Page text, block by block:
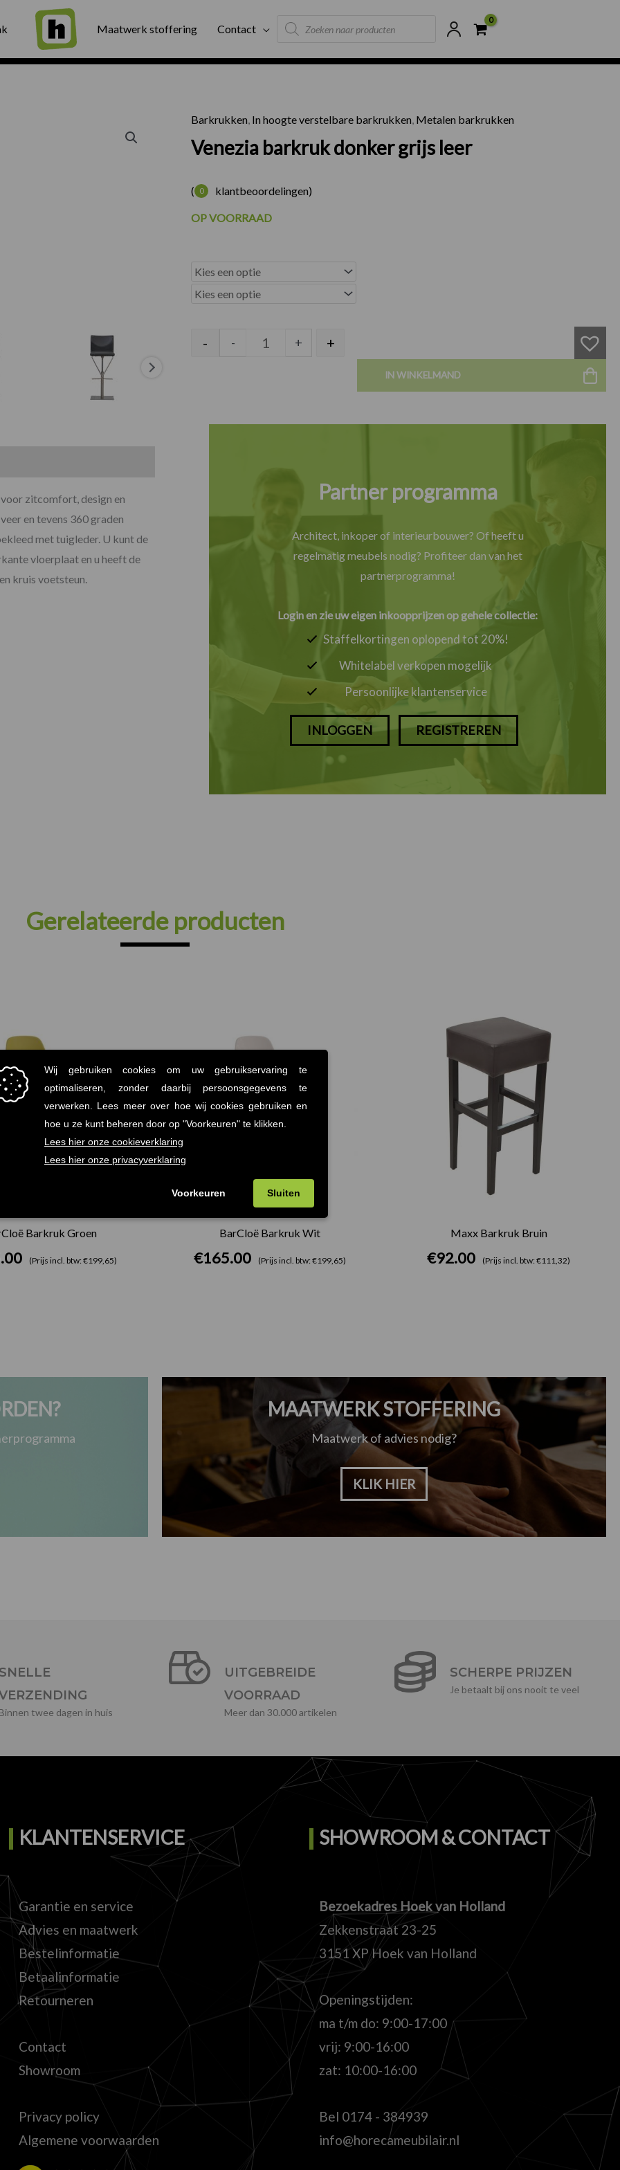
Maatwerk stoffering Contact
Products
search
Binnen twee werkdagen geleverd Externe voorraad Scherpste prijzen van NL
Barkrukken, In hoogte verstelbare barkrukken, Metalen barkrukken
Venezia barkruk donker grijs leer
( 0 klantbeoordelingen)
OP VOORRAAD
Venezia barkruk donker grijs leer aantal
- - + +
IN WINKELMAND
zitcomfort, design en
en tevens 360 graden
met tuigleder. U kunt de
vloerplaat en u heeft de
kruis voetsteun.
Partner programma
Architect, inkoper of interieurbouwer? Of heeft u
regelmatig meubels nodig? Profiteer dan van het
partnerprogramma!
Login en zie uw eigen inkoopprijzen op gehele collectie:
Staffelkortingen oplopend tot 20%!
Whitelabel verkopen mogelijk
Persoonlijke klantenservice
INLOGGEN REGISTREREN
Gerelateerde producten
Barkruk Groen
(Prijs incl. btw: €199,65)
BarCloë Barkruk Wit
€165.00 (Prijs incl. btw: €199,65)
Maxx Barkruk Bruin
€92.00 (Prijs incl. btw: €111,32)
MAATWERK STOFFERING
Maatwerk of advies nodig?
KLIK HIER
SNELLE
Binnen twee dagen in huis
UITGEBREIDE
VOORRAAD
Meer dan 30.000 artikelen
SCHERPE PRIJZEN
Je betaalt bij ons nooit te veel
KLANTENSERVICE
Garantie en service
Advies en maatwerk
Bestelinformatie
Betaalinformatie
Retourneren
Contact
Showroom
Privacy policy
Algemene voorwaarden
SHOWROOM & CONTACT
Bezoekadres Hoek van Holland
Zekkenstraat 23-25
3151 XP Hoek van Holland
Openingstijden:
ma t/m do: 9:00-17:00
vrij: 9:00-16:00
zat: 10:00-16:00
Bel 0174 - 384939
info@horecameubilair.nl